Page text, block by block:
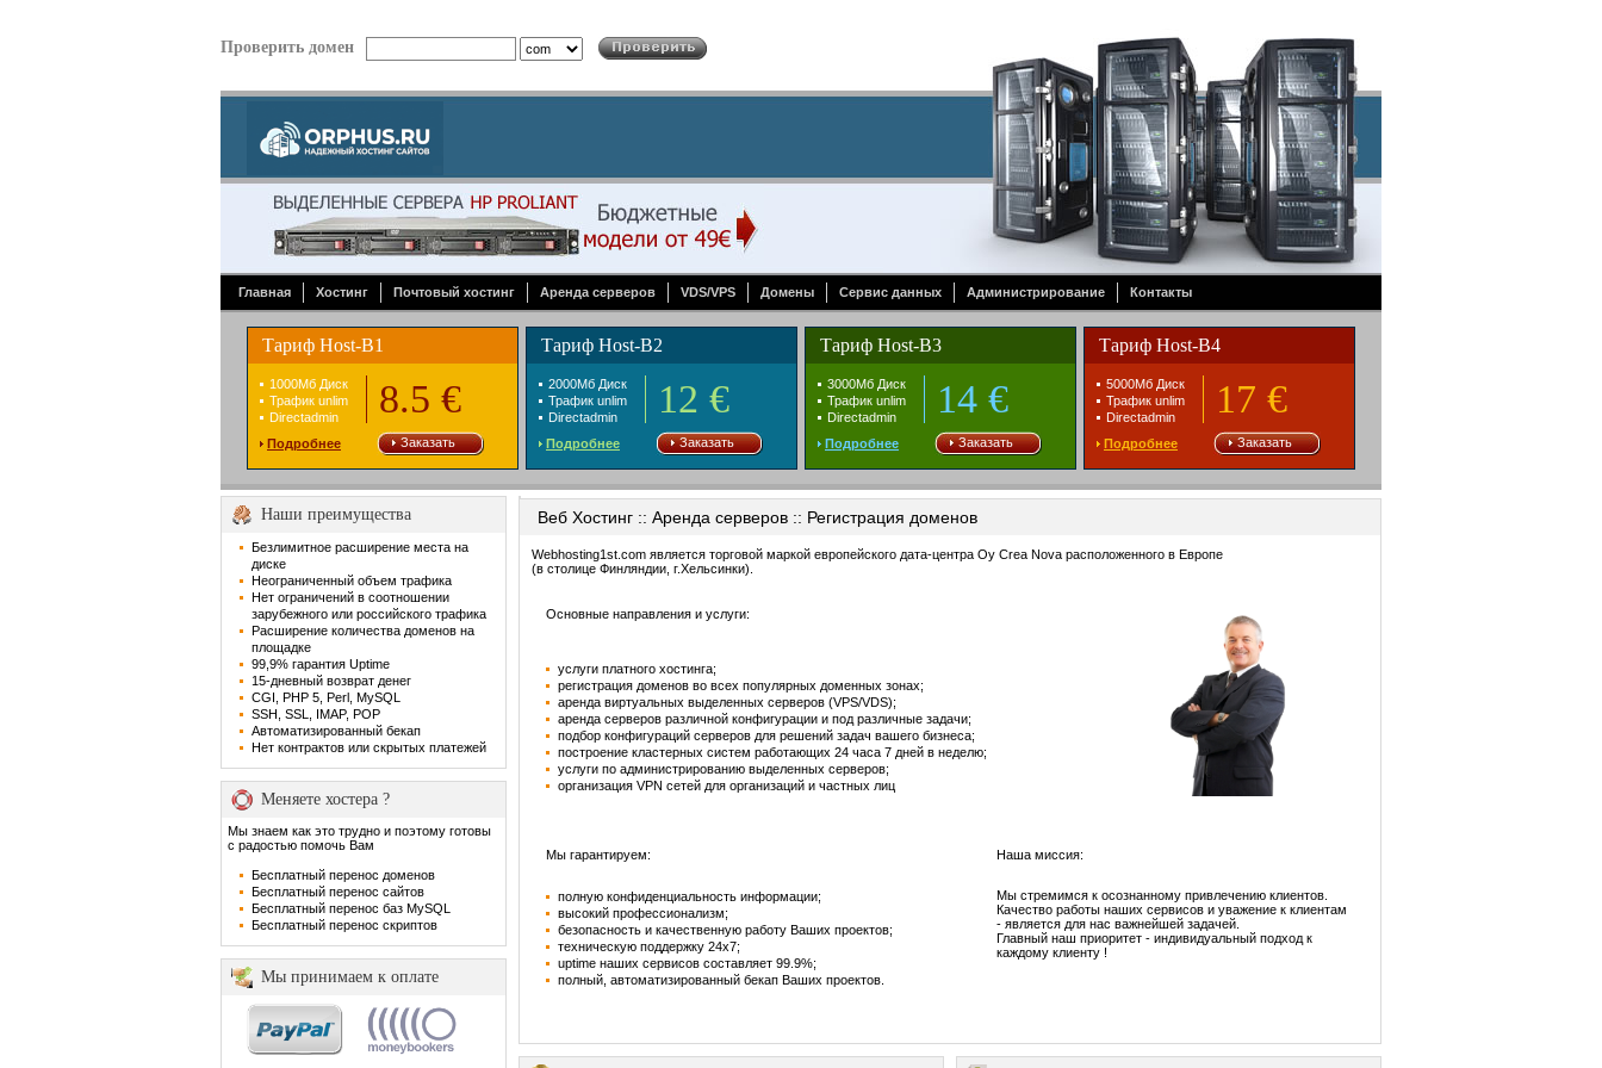
Проверить домен
Главная Хостинг Почтовый хостинг Аренда серверов VDS/VPS Домены Сервис данных Администрирование Контакты
Тариф Host-B1
1000Mб Диск
Трафик unlim
Directadmin
8.5 €
Подробнее Заказать
Тариф Host-B2
2000Mб Диск
Трафик unlim
Directadmin
12 €
Подробнее Заказать
Тариф Host-B3
3000Mб Диск
Трафик unlim
Directadmin
14 €
Подробнее Заказать
Тариф Host-B4
5000Mб Диск
Трафик unlim
Directadmin
17 €
Подробнее Заказать
Наши преимущества
Безлимитное расширение места на
диске
Неограниченный объем трафика
Нет ограничений в соотношении
зарубежного или российского трафика
Расширение количества доменов на
площадке
99,9% гарантия Uptime
15-дневный возврат денег
CGI, PHP 5, Perl, MySQL
SSH, SSL, IMAP, POP
Автоматизированный бекап
Нет контрактов или скрытых платежей
Меняете хостера ?
Мы знаем как это трудно и поэтому готовы
с радостью помочь Вам
Бесплатный перенос доменов
Бесплатный перенос сайтов
Бесплатный перенос баз MySQL
Бесплатный перенос скриптов
Мы принимаем к оплате
Веб Хостинг :: Аренда серверов :: Регистрация доменов
Webhosting1st.com является торговой маркой европейского дата-центра Oy Crea Nova расположенного в Европе
(в столице Финляндии, г.Хельсинки).
Основные направления и услуги:
услуги платного хостинга;
регистрация доменов во всех популярных доменных зонах;
аренда виртуальных выделенных серверов (VPS/VDS);
аренда серверов различной конфигурации и под различные задачи;
подбор конфигураций серверов для решений задач вашего бизнеса;
построение кластерных систем работающих 24 часа 7 дней в неделю;
услуги по администрированию выделенных серверов;
организация VPN сетей для организаций и частных лиц
Мы гарантируем: Наша миссия:
полную конфиденциальность информации;
высокий профессионализм;
безопасность и качественную работу Ваших проектов;
техническую поддержку 24х7;
uptime наших сервисов составляет 99.9%;
полный, автоматизированный бекап Ваших проектов
Мы стремимся к осознанному привлечению клиентов.
Качество работы наших сервисов и уважение к клиентам
- является для нас важнейшей задачей.
Главный наш приоритет - индивидуальный подход к
каждому клиенту !